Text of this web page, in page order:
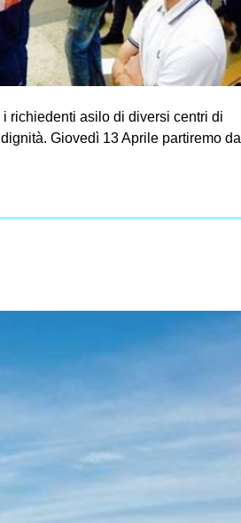
richiedenti asilo di diversi centri di
Giovedì 13 Aprile partiremo da